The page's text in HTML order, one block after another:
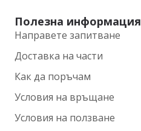
Полезна информация
Направете запитване
Доставка на части
Как да поръчам
Условия на връщане
Условия на ползване